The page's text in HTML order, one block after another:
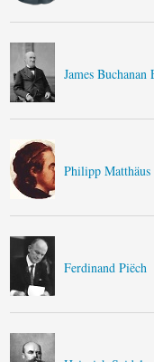
James Buchanan
Philipp Matthäus
Ferdinand Piëch